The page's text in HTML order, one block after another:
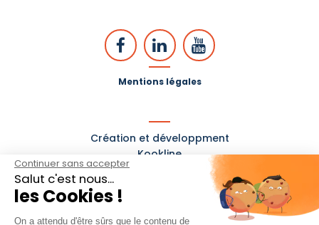
Mentions légales
Création et développment
Kookline
Continuer sans accepter
Salut c'est nous...
les Cookies !
On a attendu d'être sûrs que le contenu de